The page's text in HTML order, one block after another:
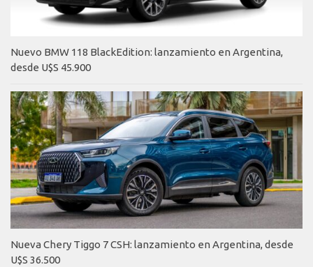
Nuevo BMW 118 BlackEdition: lanzamiento en Argentina,
desde U$S 45.900
Nueva Chery Tiggo 7 CSH: lanzamiento en Argentina, desde
U$S 36.500